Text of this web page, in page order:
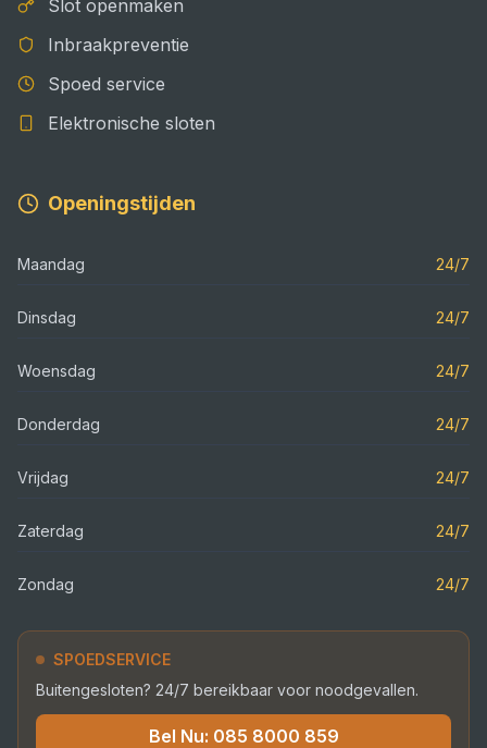
Slot openmaken
Inbraakpreventie
Spoed service
Elektronische sloten
Openingstijden
Maandag 24/7
Dinsdag 24/7
Woensdag 24/7
Donderdag 24/7
Vrijdag 24/7
Zaterdag 24/7
Zondag 24/7
SPOEDSERVICE
Buitengesloten? 24/7 bereikbaar voor noodgevallen.
Bel Nu: 085 8000 859